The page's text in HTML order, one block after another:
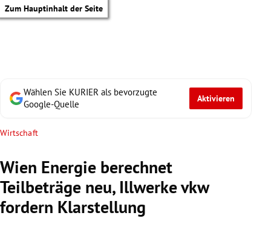
Zum Hauptinhalt der Seite
Wählen Sie KURIER als bevorzugte
Google-Quelle
Aktivieren
Wirtschaft
Wien Energie berechnet
Teilbeträge neu, Illwerke vkw
fordern Klarstellung